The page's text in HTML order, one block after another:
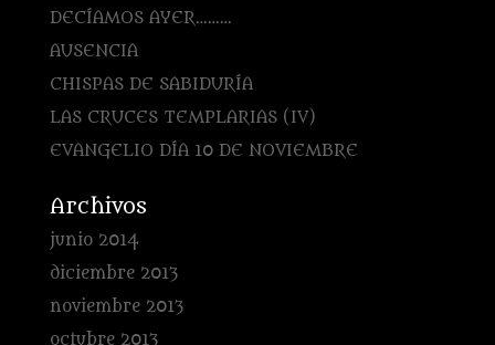
DECÍAMOS AYER………
AUSENCIA
CHISPAS DE SABIDURÍA
LAS CRUCES TEMPLARIAS (IV)
EVANGELIO DÍA 10 DE NOVIEMBRE
Archivos
junio 2014
diciembre 2013
noviembre 2013
octubre 2013